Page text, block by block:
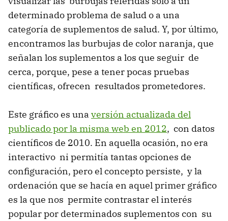
determinado problema de salud o a una
categoría de suplementos de salud. Y, por último,
encontramos las burbujas de color naranja, que
señalan los suplementos a los que seguir de
cerca, porque, pese a tener pocas pruebas
científicas, ofrecen resultados prometedores.
Este gráfico es una versión actualizada del
publicado por la misma web en 2012, con datos
científicos de 2010. En aquella ocasión, no era
interactivo ni permitía tantas opciones de
configuración, pero el concepto persiste, y la
ordenación que se hacía en aquel primer gráfico
es la que nos permite contrastar el interés
popular por determinados suplementos con su